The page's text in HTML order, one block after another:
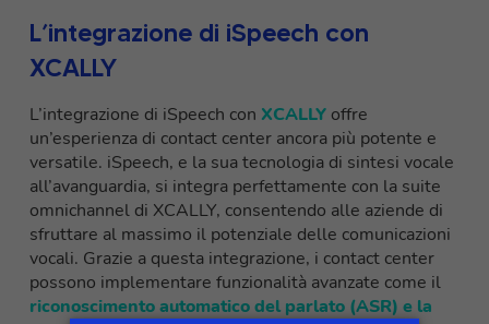
L’integrazione di iSpeech con
XCALLY
L’integrazione di iSpeech con XCALLY offre
un’esperienza di contact center ancora più potente e
versatile. iSpeech, e la sua tecnologia di sintesi vocale
all’avanguardia, si integra perfettamente con la suite
omnichannel di XCALLY, consentendo alle aziende di
sfruttare al massimo il potenziale delle comunicazioni
vocali. Grazie a questa integrazione, i contact center
possono implementare funzionalità avanzate come il
riconoscimento automatico del parlato (ASR) e la